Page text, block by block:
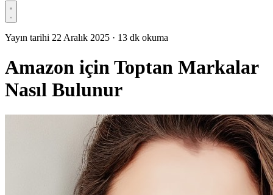
Yayın tarihi 22 Aralık 2025 · 13 dk okuma
Amazon için Toptan Markalar
Nasıl Bulunur